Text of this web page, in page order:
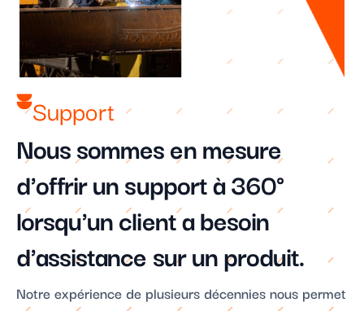
Support
Nous sommes en mesure
d'offrir un support à 360°
lorsqu'un client a besoin
d'assistance sur un produit.
Notre expérience de plusieurs décennies nous permet